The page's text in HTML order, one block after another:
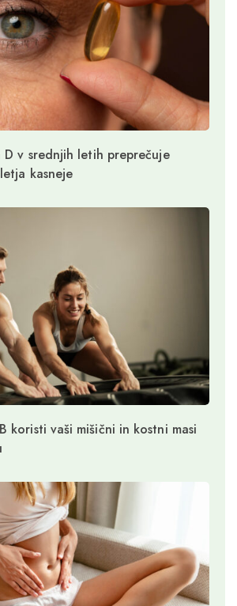
v srednjih letih preprečuje
kasneje
koristi vaši mišični in kostni masi